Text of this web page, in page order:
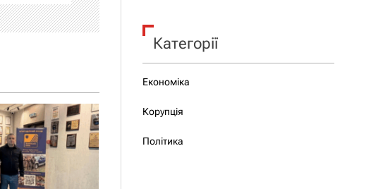
Категорії
Економіка
Корупція
Політика